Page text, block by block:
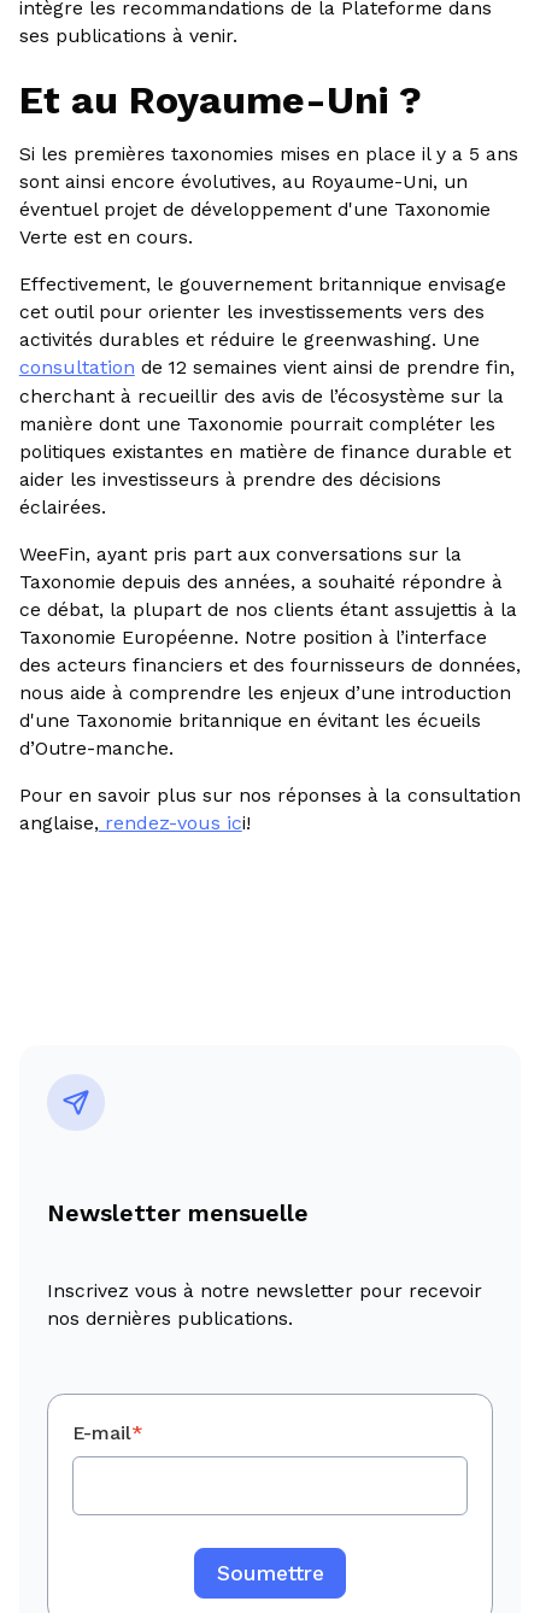
intègre les recommandations de la Plateforme dans
ses publications à venir.
Et au Royaume-Uni ?
Si les premières taxonomies mises en place il y a 5 ans
sont ainsi encore évolutives, au Royaume-Uni, un
éventuel projet de développement d'une Taxonomie
Verte est en cours.
Effectivement, le gouvernement britannique envisage
cet outil pour orienter les investissements vers des
activités durables et réduire le greenwashing. Une
consultation de 12 semaines vient ainsi de prendre fin,
cherchant à recueillir des avis de l’écosystème sur la
manière dont une Taxonomie pourrait compléter les
politiques existantes en matière de finance durable et
aider les investisseurs à prendre des décisions
éclairées.
WeeFin, ayant pris part aux conversations sur la
Taxonomie depuis des années, a souhaité répondre à
ce débat, la plupart de nos clients étant assujettis à la
Taxonomie Européenne. Notre position à l’interface
des acteurs financiers et des fournisseurs de données,
nous aide à comprendre les enjeux d’une introduction
d'une Taxonomie britannique en évitant les écueils
d’Outre-manche.
Pour en savoir plus sur nos réponses à la consultation
anglaise, rendez-vous ici!
Newsletter mensuelle
Inscrivez vous à notre newsletter pour recevoir
nos dernières publications.
E-mail*